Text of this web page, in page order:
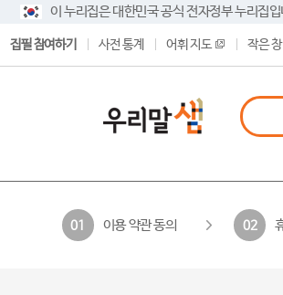
이 누리집은 대한민국 공식 전자정부 누리집
집필 참여하기 사전 통계 어휘 지도 작은
01 이용 약관 동의 02